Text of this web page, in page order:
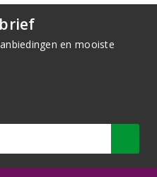
en mooiste